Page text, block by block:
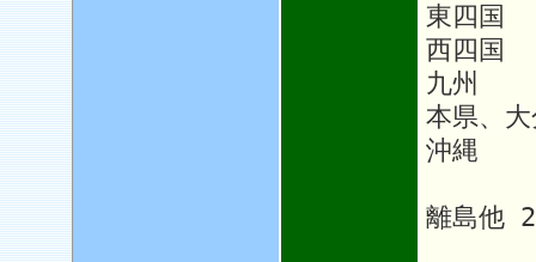
東四
西四国
九州
本県、
沖縄
離島他